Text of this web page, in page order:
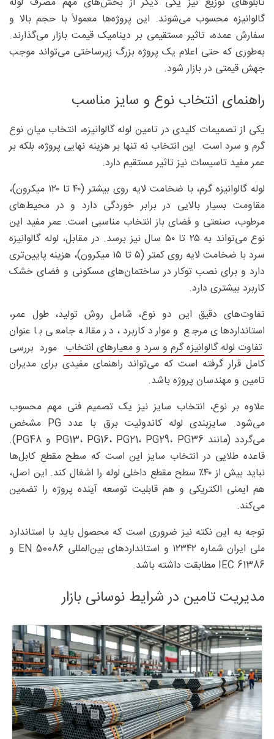
گالوانیزه محسوب می‌شوند. این پروژه‌ها معمولاً با حجم بالا و
سفارش عمده، تاثیر مستقیمی بر دینامیک قیمت بازار می‌گذارند.
به‌طوری که حتی اعلام یک پروژه بزرگ زیرساختی می‌تواند موجب
جهش قیمتی در بازار شود.
راهنمای انتخاب نوع و سایز مناسب
یکی از تصمیمات کلیدی در تامین لوله گالوانیزه، انتخاب میان نوع
گرم و سرد است. این انتخاب نه تنها بر هزینه نهایی پروژه، بلکه بر
عمر مفید تاسیسات نیز تاثیر مستقیم دارد.
لوله گالوانیزه گرم، با ضخامت لایه روی بیشتر (۴۰ تا ۱۲۰ میکرون)،
مقاومت بسیار بالایی در برابر خوردگی دارد و در محیط‌های
مرطوب، صنعتی و فضای باز انتخاب مناسبی است. عمر مفید این
نوع می‌تواند به ۲۵ تا ۵۰ سال نیز برسد. در مقابل، لوله گالوانیزه
سرد با ضخامت لایه روی کمتر (۵ تا ۱۵ میکرون)، هزینه پایین‌تری
دارد و برای نصب توکار در ساختمان‌های مسکونی و فضای خشک
کاربرد بیشتری دارد.
تفاوت‌های دقیق این دو نوع، شامل روش تولید، طول عمر،
استانداردهای مرجع و موارد کاربرد، در مقاله جامعی با عنوان
تفاوت لوله گالوانیزه گرم و سرد و معیارهای انتخاب مورد بررسی
کامل قرار گرفته است که می‌تواند راهنمای مفیدی برای مدیران
تامین و مهندسان پروژه باشد.
علاوه بر نوع، انتخاب سایز نیز یک تصمیم فنی مهم محسوب
می‌شود. سایزبندی لوله کاندوئیت برق با عدد PG مشخص
می‌گردد (مانند PG13، PG16، PG21، PG29، PG36 و PG48).
قاعده طلایی در انتخاب سایز این است که سطح مقطع کابل‌ها
نباید بیش از ۴۰٪ سطح مقطع داخلی لوله را اشغال کند. این اصل،
هم ایمنی الکتریکی و هم قابلیت توسعه آینده پروژه را تضمین
می‌کند.
توجه به این نکته نیز ضروری است که محصول باید با استاندارد
ملی ایران شماره ۱۲۳۴۲ و استانداردهای بین‌المللی EN 50086 و
IEC 61386 مطابقت داشته باشد.
مدیریت تامین در شرایط نوسانی بازار